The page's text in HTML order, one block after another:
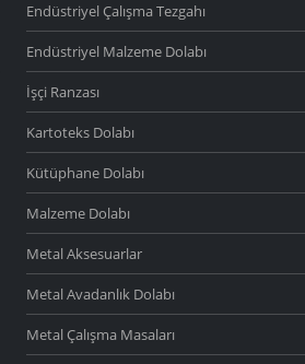
Endüstriyel Çalışma Tezgahı
Endüstriyel Malzeme Dolabı
İşçi Ranzası
Kartoteks Dolabı
Kütüphane Dolabı
Malzeme Dolabı
Metal Aksesuarlar
Metal Avadanlık Dolabı
Metal Çalışma Masaları